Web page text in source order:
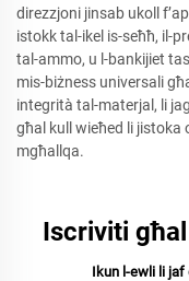
direzzjoni jinsab ukoll
istokk tal-ikel is-seħħ, il-
tal-ammo, u l-bankijiet
mis-biżness universali
integrità tal-materjal, li
għal kull wieħed li jistoka
mgħallqa.
Iscriviti
Ikun l-ewli li jaf